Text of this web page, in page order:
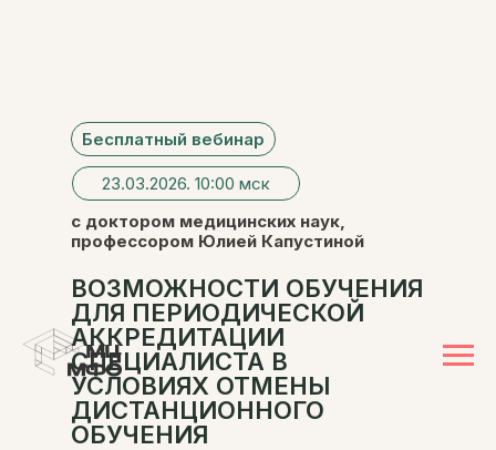
ВОЗМОЖНОСТИ ОБУЧЕНИЯ
ДЛЯ ПЕРИОДИЧЕСКОЙ
АККРЕДИТАЦИИ
СПЕЦИАЛИСТА В
УСЛОВИЯХ ОТМЕНЫ
ДИСТАНЦИОННОГО
ОБУЧЕНИЯ
Бесплатный вебинар
23.03.2026. 10:00 мск
с доктором медицинских наук,
профессором Юлией Капустиной